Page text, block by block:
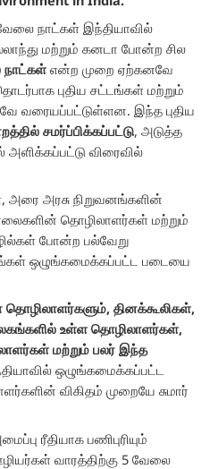
நாட்கள் இந்தியாவில்
மற்றும் கனடா போன்ற சில
நாட்கள்என்ற முறை ஏற்கனவே
புதிய சட்டங்கள் மற்றும்
வரையப்பட்டுள்ளன. இந்த புதிய
சமர்ப்பிக்கப்பட்டு, அடுத்த
விரைவில்
அரை அரசு நிறுவனங்களின்
தொழிலாளர்கள் மற்றும்
போன்ற பல்வேறு
ஒழுங்கமைக்கப்பட்ட படையை
தினக்கூலிகள்,
உள்ள தொழிலாளர்கள்,
மற்றும் பலர் இந்த
ஒழுங்கமைக்கப்பட்ட
விகிதம் முறையே சுமார்
ரீதியாக பணிபுரியும்
வாரத்திற்கு 5 வேலை